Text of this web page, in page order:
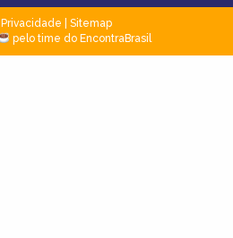
Privacidade
Sitemap
pelo time do EncontraBrasil